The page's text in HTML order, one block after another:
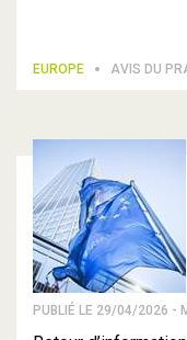
EUROPE AVIS DU
PUBLIÉ LE 29/04/2026 -